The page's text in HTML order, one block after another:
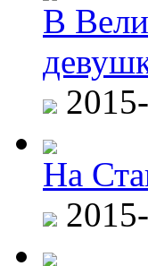
В
На